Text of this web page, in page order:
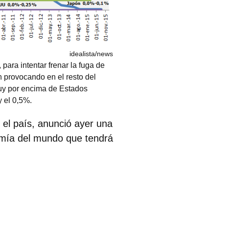
idealista/news
intentar frenar la fuga de
en el resto del
por encima de Estados
el 0,5%.
país, anunció ayer una
del mundo que tendrá